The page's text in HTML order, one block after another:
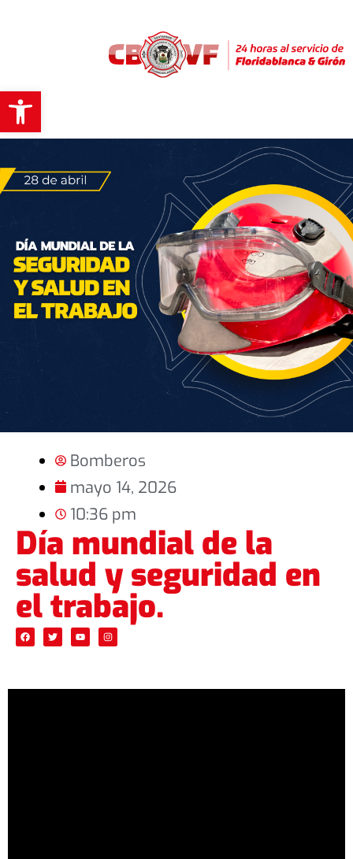
Abrir barra de herramientas
Bomberos
mayo 14, 2026
10:36 pm
Día mundial de la
salud y seguridad en
el trabajo.